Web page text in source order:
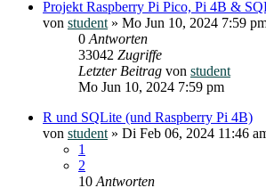
Projekt Raspberry Pi Pico, Pi 4B &
von student » Mo Jun 10, 2024 7:59
0 Antworten
33042 Zugriffe
Letzter Beitrag von student
Mo Jun 10, 2024 7:59 pm
R und SQLite (und Raspberry Pi 4B)
von student » Di Feb 06, 2024 11:46
1
2
10 Antworten